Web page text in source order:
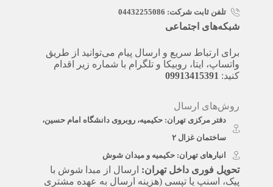
تلفن ثابت شرکت: 04432255086
شبکه‌های اجتماعی
برای ارتباط سریع و ارسال پیام می‌توانید از طریق
واتساپ، ایتا، روبیکا و تلگرام با شماره زیر اقدام
کنید: 09913415391
روش‌های ارسال
دفتر مرکزی تهران: حکیمیه، روبروی دانشگاه امام حسین،
ساختمان غزال ۲
انبارهای تهران: حکیمیه و میدان شوش
تحویل فوری داخل تهران: ارسال از مبدا شوش با
پیک، اسنپ یا تپسی (هزینه ارسال به عهده مشتری